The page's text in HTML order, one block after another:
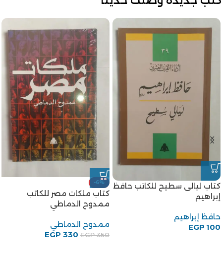
كتاب ليالى سطيح للكاتب حافظ
إبراهيم
حافظ إبراهيم
EGP 100
-6%
كتاب ملكات مصر للكاتب
ممدوح الدماطي
ممدوح الدماطي
EGP350
EGP 330